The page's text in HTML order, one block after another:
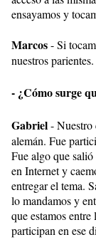
ensayamos y
Marcos- Si
nuestros parientes.
- ¿Cómo surge
Gabriel- Nuestro
alemán. Fue
Fue algo que
en Internet y
entregar el tema.
lo mandamos y
que estamos
participan en ese